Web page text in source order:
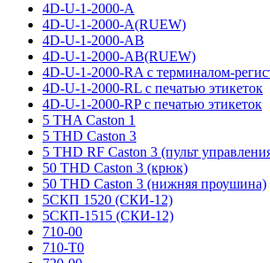
4D-U-1-2000-A
4D-U-1-2000-A(RUEW)
4D-U-1-2000-AB
4D-U-1-2000-AB(RUEW)
4D-U-1-2000-RA с терминалом-
4D-U-1-2000-RL с печатью этикеток
4D-U-1-2000-RP с печатью этикеток
5 THA Caston 1
5 THD Caston 3
5 THD RF Caston 3 (пульт
50 THD Caston 3 (крюк)
50 THD Caston 3 (нижняя проушина)
5СКП 1520 (СКИ-12)
5СКП-1515 (СКИ-12)
710-00
710-T0